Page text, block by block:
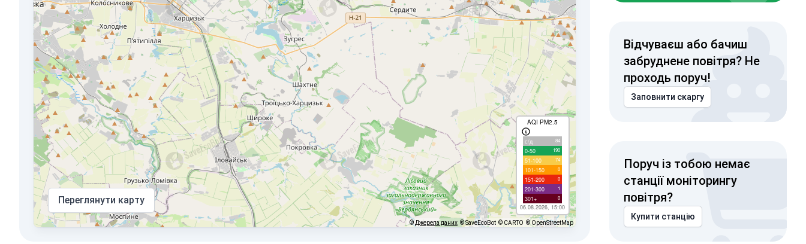
AQI PM2.5
с/д 84
0-50 190
51-100 74
101-150 0
151-200 0
201-300 1
301+ 0
06.08.2026, 15:00
Переглянути карту
©Джерела даних © SaveEcoBot © CARTO © OpenStreetMap
Відчуваєш або бачиш
забруднене повітря? Не
проходь поруч!
Заповнити скаргу
Поруч із тобою немає
станції моніторингу
повітря?
Купити станцію